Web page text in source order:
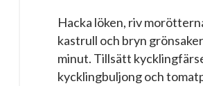
Hacka löken, riv
kastrull och bryn
minut. Tillsätt
kycklingbuljong och